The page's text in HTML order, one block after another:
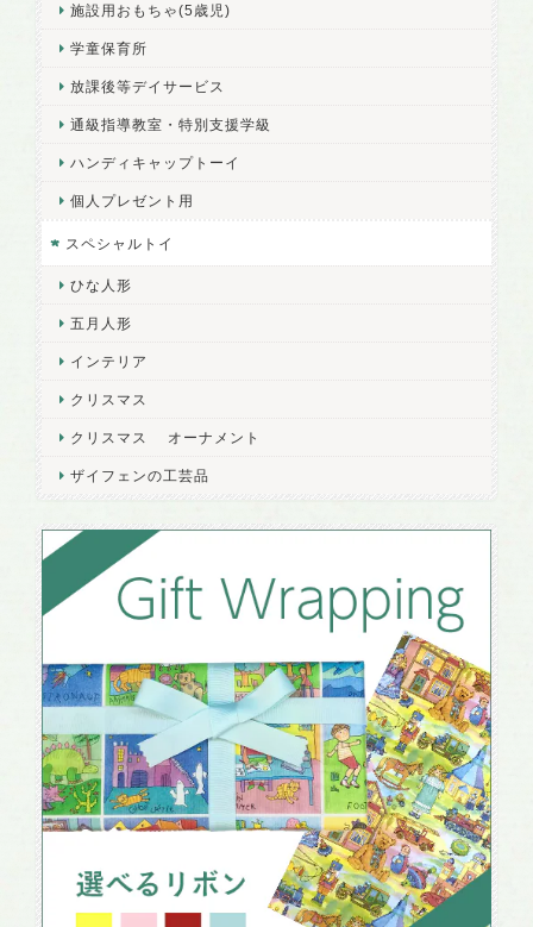
施設用おもちゃ(5歳児)
学童保育所
放課後等デイサービス
通級指導教室・特別支援学級
ハンディキャップトーイ
個人プレゼント用
スペシャルトイ
ひな人形
五月人形
インテリア
クリスマス
クリスマス オーナメント
ザイフェンの工芸品